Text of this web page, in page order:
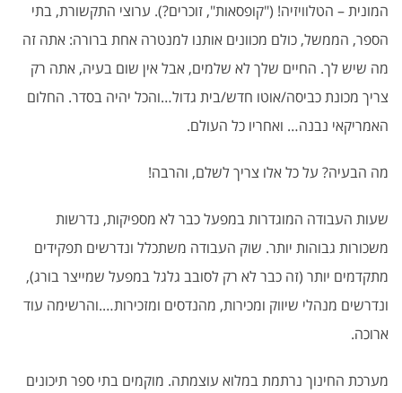
המונית – הטלוויזיה! ("קופסאות", זוכרים?). ערוצי התקשורת, בתי
הספר, הממשל, כולם מכוונים אותנו למנטרה אחת ברורה: אתה זה
מה שיש לך. החיים שלך לא שלמים, אבל אין שום בעיה, אתה רק
צריך מכונת כביסה/אוטו חדש/בית גדול…והכל יהיה בסדר. החלום
האמריקאי נבנה… ואחריו כל העולם.
מה הבעיה? על כל אלו צריך לשלם, והרבה!
שעות העבודה המוגדרות במפעל כבר לא מספיקות, נדרשות
משכורות גבוהות יותר. שוק העבודה משתכלל ונדרשים תפקידים
מתקדמים יותר (זה כבר לא רק לסובב גלגל במפעל שמייצר בורג),
ונדרשים מנהלי שיווק ומכירות, מהנדסים ומזכירות….והרשימה עוד
ארוכה.
מערכת החינוך נרתמת במלוא עוצמתה. מוקמים בתי ספר תיכונים